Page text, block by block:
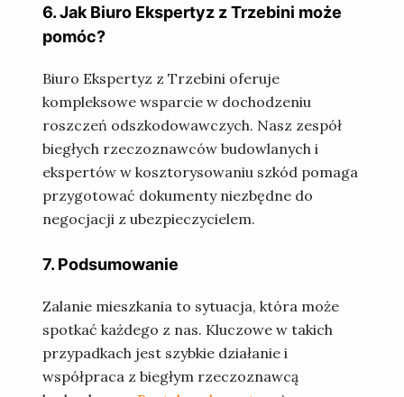
6. Jak Biuro Ekspertyz z Trzebini może
pomóc?
Biuro Ekspertyz z Trzebini oferuje
kompleksowe wsparcie w dochodzeniu
roszczeń odszkodowawczych. Nasz zespół
biegłych rzeczoznawców budowlanych i
ekspertów w kosztorysowaniu szkód pomaga
przygotować dokumenty niezbędne do
negocjacji z ubezpieczycielem.
7. Podsumowanie
Zalanie mieszkania to sytuacja, która może
spotkać każdego z nas. Kluczowe w takich
przypadkach jest szybkie działanie i
współpraca z biegłym rzeczoznawcą